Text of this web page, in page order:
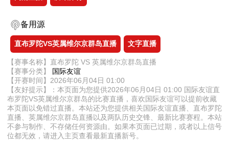
备用源
直布罗陀VS英属维尔京群岛直播 文字直播
【赛事名称】直布罗陀 VS 英属维尔京群岛直播
【赛事分类】 国际友谊
【开赛时间】2026年06月04日 01:00
【友好提示】：本页面为您提供2026年06月04日 01:00 国际友谊直
布罗陀VS英属维尔京群岛的比赛直播，喜欢国际友谊可以提前收藏
本页面以免错过直播。本站还为您提供相关国际友谊直播、直布罗陀
直播、英属维尔京群岛直播以及两队历史交锋、最新比赛赛程。本站
不参与制作、不存储任何资源由。如果本页面已过期，或者以上信号
位都无效，请进入主页查看最新直播新号。